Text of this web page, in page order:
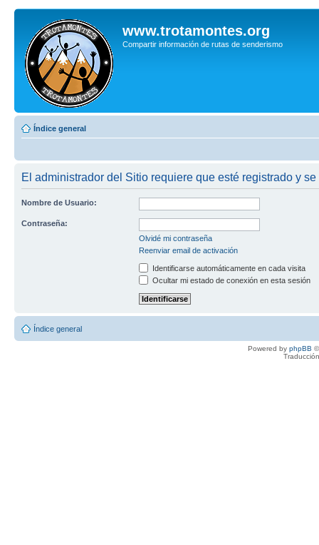
www.trotamontes.org
Compartir información de rutas de senderismo
Índice general
El administrador del Sitio requiere que esté registrado y
Nombre de Usuario:
Contraseña:
Olvidé mi contraseña
Reenviar email de activación
Identificarse automáticamente en cada visita
Ocultar mi estado de conexión en esta sesión
Índice general
Powered by phpBB